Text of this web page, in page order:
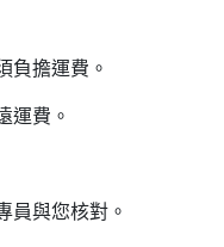
負擔運費。
運費。
員與您核對。